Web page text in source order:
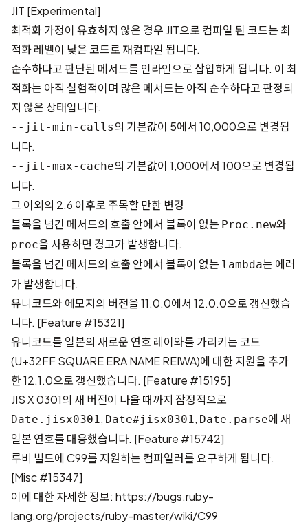
JIT [Experimental]
최적화 가정이 유효하지 않은 경우 JIT으로 컴파일 된 코드는 최
적화 레벨이 낮은 코드로 재컴파일 됩니다.
순수하다고 판단된 메서드를 인라인으로 삽입하게 됩니다. 이 최
적화는 아직 실험적이며 많은 메서드는 아직 순수하다고 판정되
지 않은 상태입니다.
--jit-min-calls의 기본값이 5에서 10,000으로 변경됩
니다.
--jit-max-cache의 기본값이 1,000에서 100으로 변경됩
니다.
그 이외의 2.6 이후로 주목할 만한 변경
블록을 넘긴 메서드의 호출 안에서 블록이 없는 Proc.new와
proc을 사용하면 경고가 발생합니다.
블록을 넘긴 메서드의 호출 안에서 블록이 없는 lambda는 에러
가 발생합니다.
유니코드와 에모지의 버전을 11.0.0에서 12.0.0으로 갱신했습
니다. [Feature #15321]
유니코드를 일본의 새로운 연호 레이와를 가리키는 코드
(U+32FF SQUARE ERA NAME REIWA)에 대한 지원을 추가
한 12.1.0으로 갱신했습니다. [Feature #15195]
JIS X 0301의 새 버전이 나올 때까지 잠정적으로
Date.jisx0301, Date#jisx0301, Date.parse에 새
일본 연호를 대응했습니다. [Feature #15742]
루비 빌드에 C99를 지원하는 컴파일러를 요구하게 됩니다.
[Misc #15347]
이에 대한 자세한 정보: https://bugs.ruby-
lang.org/projects/ruby-master/wiki/C99